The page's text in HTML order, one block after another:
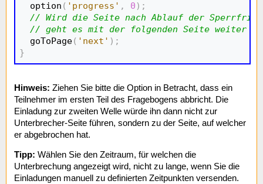
  option
( 'progress' , 0 ) ;
// Wird die Seite nach Ablauf der
// geht es mit der folgenden Seite weiter
  goToPage
( 'next' ) ;
}
Hinweis: Ziehen Sie bitte die Option in Betracht, dass ein
Teilnehmer im ersten Teil des Fragebogens abbricht. Die
Einladung zur zweiten Welle würde ihn dann nicht zur
Unterbrecher-Seite führen, sondern zu der Seite, auf welcher
er abgebrochen hat.
Tipp: Wählen Sie den Zeitraum, für welchen die
Unterbrechung angezeigt wird, nicht zu lange, wenn Sie die
Einladungen manuell zu definierten Zeitpunkten versenden.